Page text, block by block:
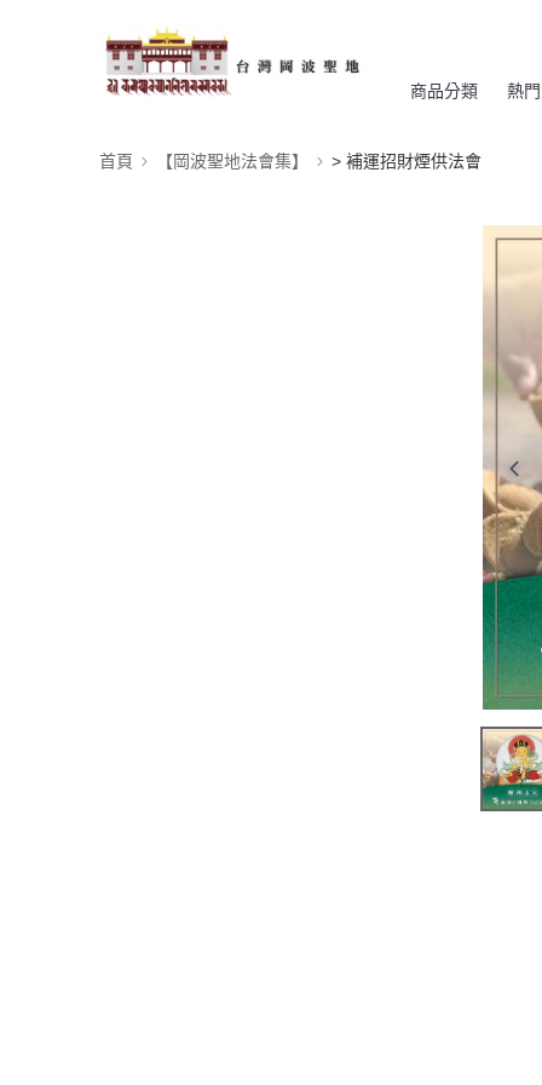
商品分類 熱
首頁 【岡波聖地法會集】 > 補運招財煙供法會